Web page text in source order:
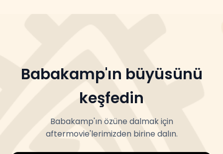
Babakamp'ın büyüsünü
keşfedin
Babakamp'ın özüne dalmak için
aftermovie'lerimizden birine dalın.